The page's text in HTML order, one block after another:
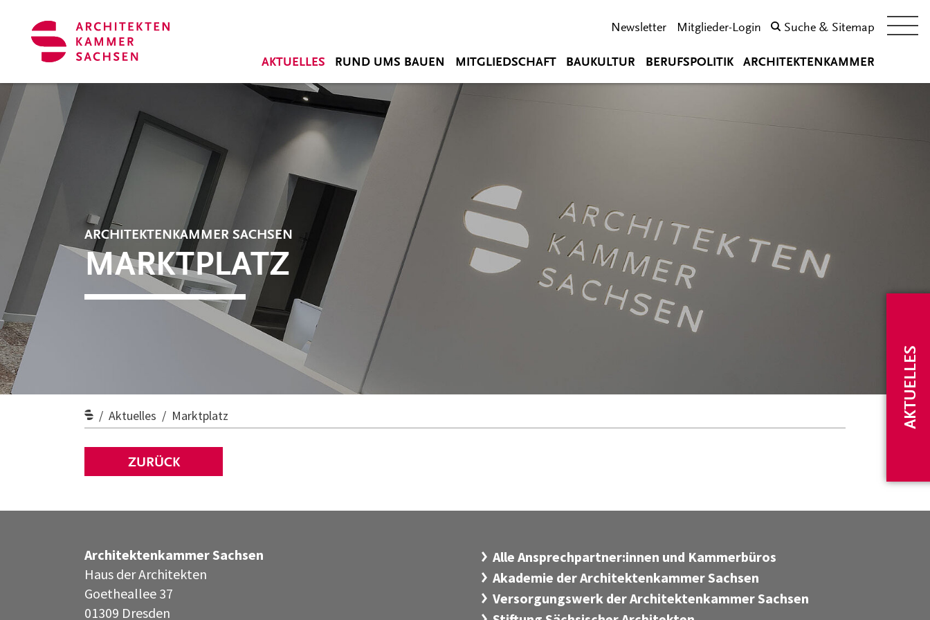
Newsletter Mitglieder-Login Suche & Sitemap
AKTUELLES
AKTUELLES
RUND UMS BAUEN MITGLIEDSCHAFT BAUKULTUR BERUFSPOLITIK ARCHITEKTENKAMMER
MARKTPLATZ
ARCHITEKTENKAMMER SACHSEN
Aktuelles Marktplatz
ZURÜCK
Architektenkammer Sachsen
Haus der Architekten
Goetheallee 37
01309 Dresden
Alle Ansprechpartner:innen und Kammerbüros
Akademie der Architektenkammer Sachsen
Versorgungswerk der Architektenkammer Sachsen